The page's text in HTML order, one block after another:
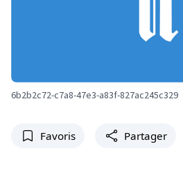
6b2b2c72-c7a8-47e3-a83f-827ac245c329
Favoris Partager